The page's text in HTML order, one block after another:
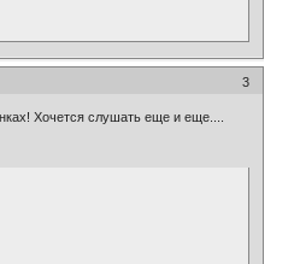
3
Хочется слушать еще и еще....